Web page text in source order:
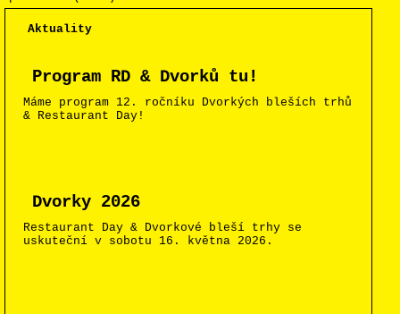
Aktuality
Program RD & Dvorků tu!
Máme program 12. ročníku Dvorkých bleších trhů
& Restaurant Day!
Dvorky 2026
Restaurant Day & Dvorkové bleší trhy se
uskuteční v sobotu 16. května 2026.